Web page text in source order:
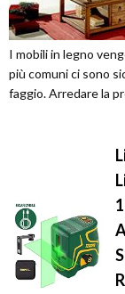
I mobili in legno
più comuni ci sono
faggio. Arredare la